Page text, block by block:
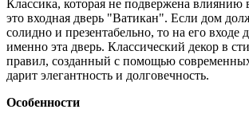
Классика, которая не подвержена
это входная дверь "Ватикан". Если дом
солидно и презентабельно, то на его входе
именно эта дверь. Классический декор в
правил, созданный с помощью
дарит элегантность и долговечность.
Особенности